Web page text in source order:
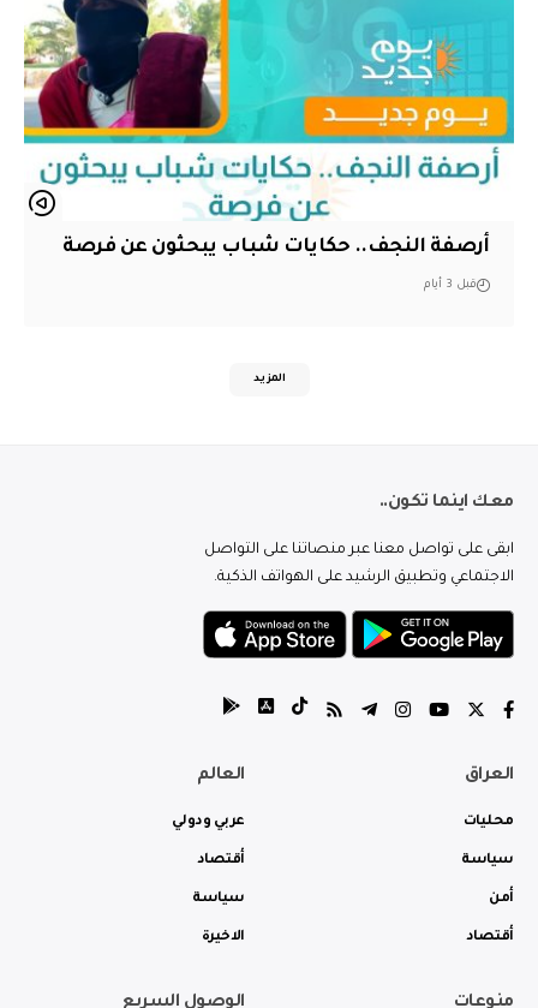
أرصفة النجف.. حكايات شباب يبحثون عن فرصة
قبل 3 أيام
المزيد
معك اينما تكون..
ابقى على تواصل معنا عبر منصاتنا على التواصل
الاجتماعي وتطبيق الرشيد على الهواتف الذكية.
العراق
محليات
سياسة
أمن
أقتصاد
العالم
عربي ودولي
أقتصاد
سياسة
الاخيرة
منوعات الوصول السريع